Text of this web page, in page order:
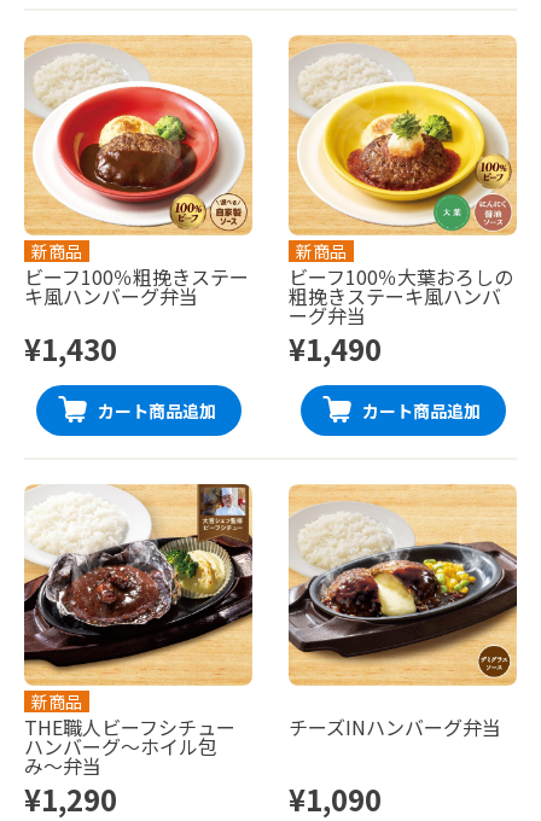
新商品
ビーフ100％粗挽きステー
キ風ハンバーグ弁当
¥1,430
カート商品追加
新商品
ビーフ100％大葉おろしの
粗挽きステーキ風ハンバ
ーグ弁当
¥1,490
カート商品追加
新商品
THE職人ビーフシチュー
ハンバーグ〜ホイル包
み〜弁当
¥1,290
チーズINハンバーグ弁当
¥1,090